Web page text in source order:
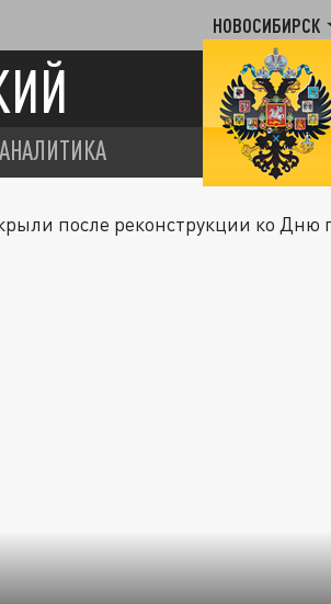
НОВОСИБИРСК
АНАЛИТИКА